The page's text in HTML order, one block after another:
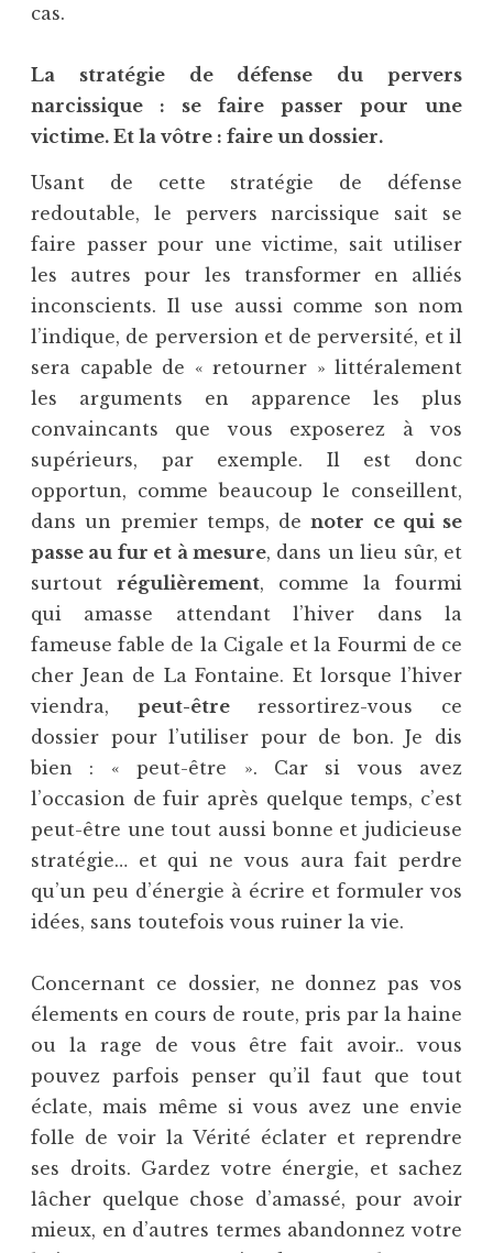
cas.
La stratégie de défense du pervers
narcissique : se faire passer pour une
victime. Et la vôtre : faire un dossier.
Usant de cette stratégie de défense
redoutable, le pervers narcissique sait se
faire passer pour une victime, sait utiliser
les autres pour les transformer en alliés
inconscients. Il use aussi comme son nom
l’indique, de perversion et de perversité, et il
sera capable de « retourner » littéralement
les arguments en apparence les plus
convaincants que vous exposerez à vos
supérieurs, par exemple. Il est donc
opportun, comme beaucoup le conseillent,
dans un premier temps, denoter ce qui se
passe au fur et à mesure, dans un lieu sûr, et
surtout régulièrement, comme la fourmi
qui amasse attendant l’hiver dans la
fameuse fable de la Cigale et la Fourmi de ce
cher Jean de La Fontaine. Et lorsque l’hiver
viendra, peut-êtreressortirez-vous ce
dossier pour l’utiliser pour de bon. Je dis
bien : « peut-être ». Car si vous avez
l’occasion de fuir après quelque temps, c’est
peut-être une tout aussi bonne et judicieuse
stratégie… et qui ne vous aura fait perdre
qu’un peu d’énergie à écrire et formuler vos
idées, sans toutefois vous ruiner la vie.
Concernant ce dossier, ne donnez pas vos
élements en cours de route, pris par la haine
ou la rage de vous être fait avoir.. vous
pouvez parfois penser qu’il faut que tout
éclate, mais même si vous avez une envie
folle de voir la Vérité éclater et reprendre
ses droits. Gardez votre énergie, et sachez
lâcher quelque chose d’amassé, pour avoir
mieux, en d’autres termes abandonnez votre